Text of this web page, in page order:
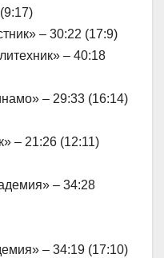
– 30:22 (17:9)
– 40:18
– 29:33 (16:14)
– 21:26 (12:11)
– 34:28
– 34:19 (17:10)